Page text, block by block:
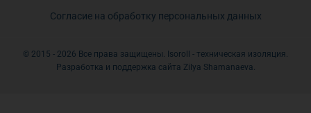
Согласие на обработку персональных данных
© 2015 - 2026 Все права защищены. Isoroll - техническая изоляция.
Разработка и поддержка сайта Zilya Shamanaeva.